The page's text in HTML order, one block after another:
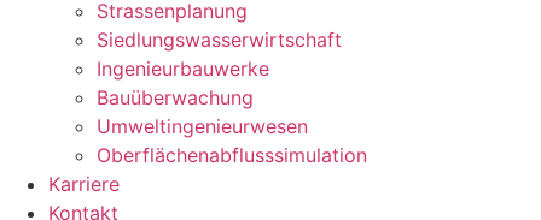
Strassenplanung
Siedlungswasserwirtschaft
Ingenieurbauwerke
Bauüberwachung
Umweltingenieurwesen
Oberflächenabflusssimulation
Karriere
Kontakt